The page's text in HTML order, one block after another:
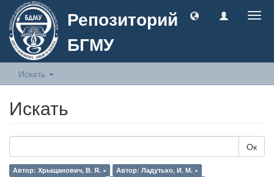
Репозиторий
БГМУ
Искать
Искать
Ок
Автор: Хрыщанович, В. Я. ×
Автор: Ладутько, И. М. ×